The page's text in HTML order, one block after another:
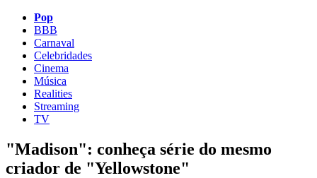
Pop
BBB
Carnaval
Celebridades
Cinema
Música
Realities
Streaming
TV
"Madison": conheça série do mesmo
criador de "Yellowstone"